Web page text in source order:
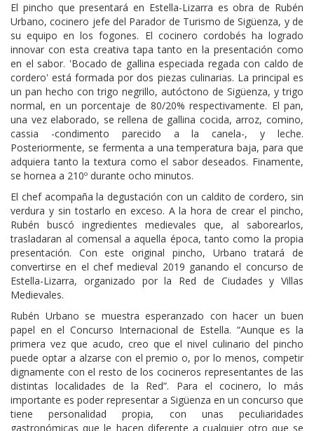
El pincho que presentará en Estella-Lizarra es obra de Rubén
Urbano, cocinero jefe del Parador de Turismo de Sigüenza, y de
su equipo en los fogones. El cocinero cordobés ha logrado
innovar con esta creativa tapa tanto en la presentación como
en el sabor. 'Bocado de gallina especiada regada con caldo de
cordero' está formada por dos piezas culinarias. La principal es
un pan hecho con trigo negrillo, autóctono de Sigüenza, y trigo
normal, en un porcentaje de 80/20% respectivamente. El pan,
una vez elaborado, se rellena de gallina cocida, arroz, comino,
cassia -condimento parecido a la canela-, y leche.
Posteriormente, se fermenta a una temperatura baja, para que
adquiera tanto la textura como el sabor deseados. Finamente,
se hornea a 210º durante ocho minutos.
El chef acompaña la degustación con un caldito de cordero, sin
verdura y sin tostarlo en exceso. A la hora de crear el pincho,
Rubén buscó ingredientes medievales que, al saborearlos,
trasladaran al comensal a aquella época, tanto como la propia
presentación. Con este original pincho, Urbano tratará de
convertirse en el chef medieval 2019 ganando el concurso de
Estella-Lizarra, organizado por la Red de Ciudades y Villas
Medievales.
Rubén Urbano se muestra esperanzado con hacer un buen
papel en el Concurso Internacional de Estella. “Aunque es la
primera vez que acudo, creo que el nivel culinario del pincho
puede optar a alzarse con el premio o, por lo menos, competir
dignamente con el resto de los cocineros representantes de las
distintas localidades de la Red”. Para el cocinero, lo más
importante es poder representar a Sigüenza en un concurso que
tiene personalidad propia, con unas peculiaridades
gastronómicas que le hacen diferente a cualquier otro que se